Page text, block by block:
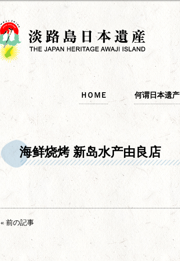
ＨＯＭＥ 何谓日本遗产
海鲜烧烤 新岛水产由良店
« 前の記事